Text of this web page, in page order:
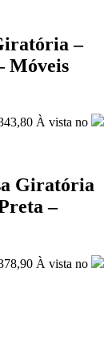
–
Móveis
À vista no
Giratória
–
À vista no